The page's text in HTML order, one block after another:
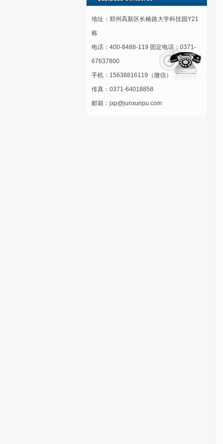
地址：郑州高新区长椿路大学科技园Y21
栋
电话：400-8488-119 固定电话：0371-
67637800
手机：15638816119（微信）
传真：0371-64018858
邮箱：jxp@junxunpu.com